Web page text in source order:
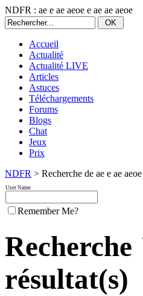
NDFR : ae e ae aeoe e ae ae aeoe
Accueil
Actualité
Actualité LIVE
Articles
Astuces
Téléchargements
Forums
Blogs
Chat
Jeux
Prix
NDFR > Recherche de ae e ae
User Name
Remember Me?
Recherche
résultat(s)